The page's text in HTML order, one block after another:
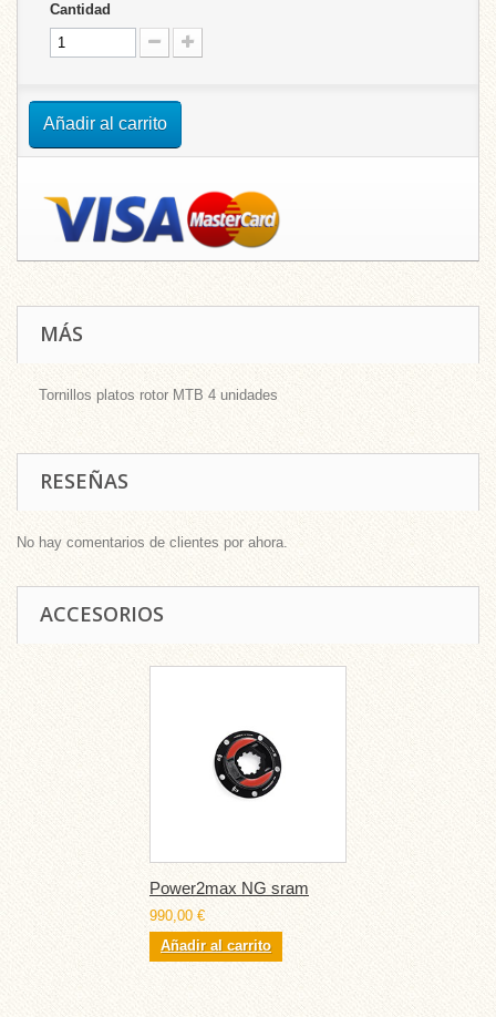
Cantidad
Añadir al carrito
MÁS
Tornillos platos rotor MTB 4 unidades
RESEÑAS
No hay comentarios de clientes por ahora.
ACCESORIOS
Power2max NG sram
990,00 €
Añadir al carrito